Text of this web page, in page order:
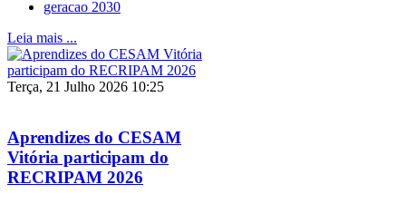
geracao 2030
Leia mais ...
Terça, 21 Julho 2026 10:25
Aprendizes do CESAM
Vitória participam do
RECRIPAM 2026